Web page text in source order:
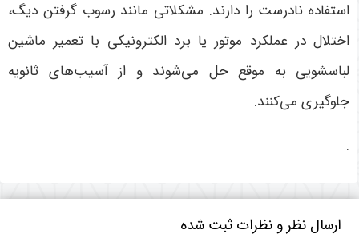
استفاده نادرست را دارند. مشکلاتی مانند رسوب گرفتن دیگ،
اختلال در عملکرد موتور یا برد الکترونیکی با تعمیر ماشین
لباسشویی به موقع حل می‌شوند و از آسیب‌های ثانویه
جلوگیری می‌کنند.
.
ارسال نظر و نظرات ثبت شده